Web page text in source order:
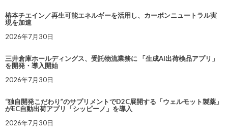
椿本チエイン／再生可能エネルギーを活用し、カーボンニュートラル実
現を加速
2026年7月30日
三井倉庫ホールディングス、受託物流業務に 「生成AI出荷検品アプリ」
を開発・導入開始
2026年7月30日
“独自開発こだわり”のサプリメントでD2C展開する「ウェルモット製薬」
がEC自動出荷アプリ「シッピーノ」を導入
2026年7月30日